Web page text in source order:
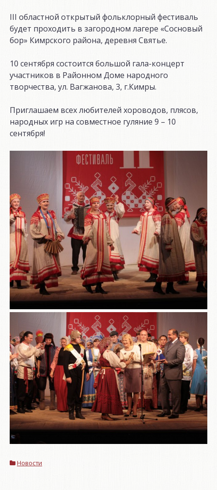
III областной открытый фольклорный фестиваль
будет проходить в загородном лагере «Сосновый
бор» Кимрского района, деревня Святье.
10 сентября состоится большой гала-концерт
участников в Районном Доме народного
творчества, ул. Вагжанова, 3, г.Кимры.
Приглашаем всех любителей хороводов, плясов,
народных игр на совместное гуляние 9 – 10
сентября!
Новости